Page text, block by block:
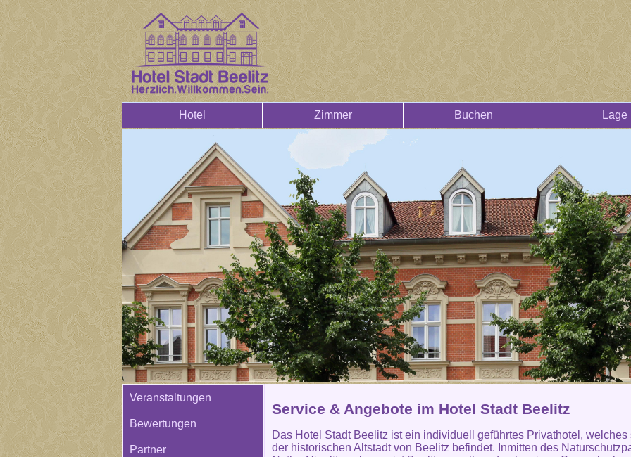
Hotel Zimmer Buchen Lage
Veranstaltungen
Bewertungen
Partner
Service & Angebote im Hotel Stadt Beelitz
Das Hotel Stadt Beelitz ist ein individuell geführtes Privathotel, welches
der historischen Altstadt von Beelitz befindet. Inmitten des